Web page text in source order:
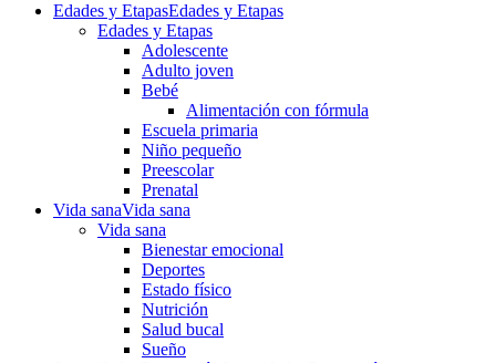
Edades y EtapasEdades y Etapas
Edades y Etapas
Adolescente
Adulto joven
Bebé
Alimentación con fórmula
Escuela primaria
Niño pequeño
Preescolar
Prenatal
Vida sanaVida sana
Vida sana
Bienestar emocional
Deportes
Estado físico
Nutrición
Salud bucal
Sueño